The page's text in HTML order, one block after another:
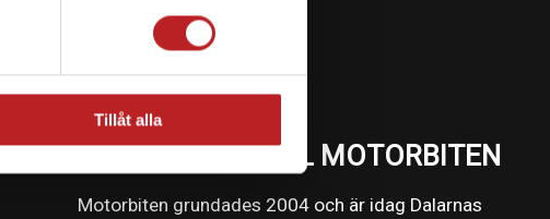
Tillåt alla
VÄLKOMMEN TILL MOTORBITEN
Motorbiten grundades 2004 och är idag Dalarnas